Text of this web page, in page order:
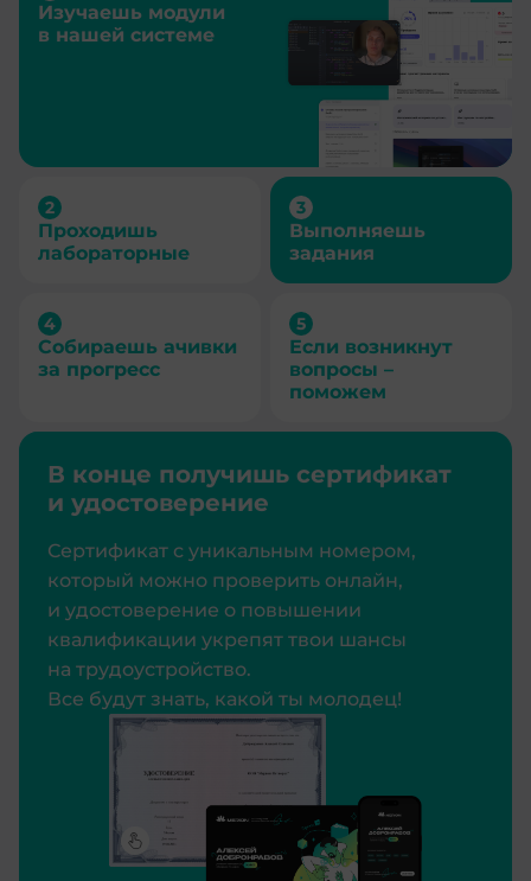
Изучаешь модули
в нашей системе
Проходишь
лабораторные
Выполняешь
задания
Собираешь ачивки
за прогресс
Если возникнут
вопросы –
поможем
В конце получишь сертификат
и удостоверение
Сертификат с уникальным номером,
который можно проверить онлайн,
и удостоверение о повышении
квалификации укрепят твои шансы
на трудоустройство.
Все будут знать, какой ты молодец!